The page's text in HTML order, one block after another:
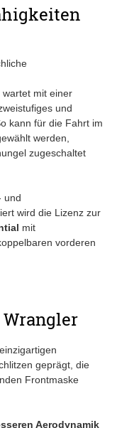
wartet mit einer
und
kann für die Fahrt im
werden,
zugeschaltet
und
wird die Lizenz zur
mit
vorderen
Wrangler
geprägt, die
Frontmaske
Aerodynamik